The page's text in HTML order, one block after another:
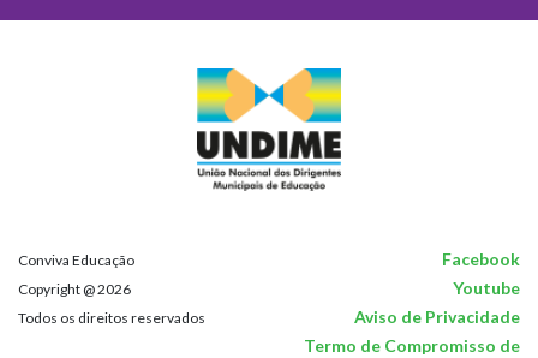
Conviva Educação Facebook
Copyright @ 2026 Youtube
Todos os direitos reservados
Aviso de Privacidade
Termo de Compromisso de